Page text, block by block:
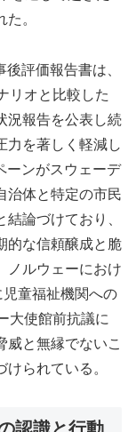
。
評価報告書は、
リオと比較した
況報告を公表し続
力を著しく軽減し
ーンがスウェーデ
体と特定の市民
論づけており、
的な信頼醸成と脆
ノルウェーにおけ
童福祉機関への
大使館前抗議に
と無縁でないこ
られている。